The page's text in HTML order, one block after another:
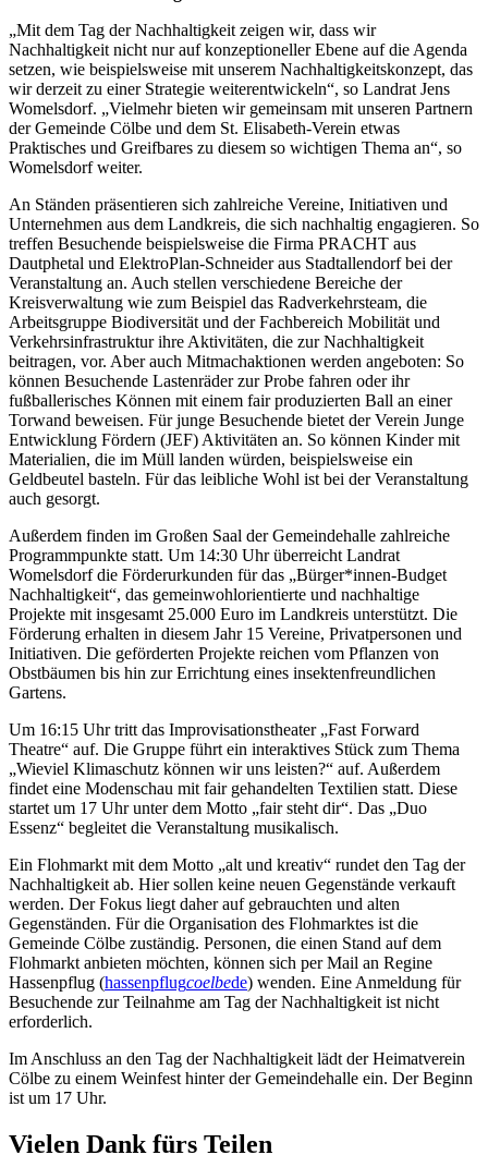
„Mit dem Tag der Nachhaltigkeit zeigen wir, dass wir
Nachhaltigkeit nicht nur auf konzeptioneller Ebene auf die Agenda
setzen, wie beispielsweise mit unserem Nachhaltigkeitskonzept, das
wir derzeit zu einer Strategie weiterentwickeln“, so Landrat Jens
Womelsdorf. „Vielmehr bieten wir gemeinsam mit unseren Partnern
der Gemeinde Cölbe und dem St. Elisabeth-Verein etwas
Praktisches und Greifbares zu diesem so wichtigen Thema an“, so
Womelsdorf weiter.
An Ständen präsentieren sich zahlreiche Vereine, Initiativen und
Unternehmen aus dem Landkreis, die sich nachhaltig engagieren. So
treffen Besuchende beispielsweise die Firma PRACHT aus
Dautphetal und ElektroPlan-Schneider aus Stadtallendorf bei der
Veranstaltung an. Auch stellen verschiedene Bereiche der
Kreisverwaltung wie zum Beispiel das Radverkehrsteam, die
Arbeitsgruppe Biodiversität und der Fachbereich Mobilität und
Verkehrsinfrastruktur ihre Aktivitäten, die zur Nachhaltigkeit
beitragen, vor. Aber auch Mitmachaktionen werden angeboten: So
können Besuchende Lastenräder zur Probe fahren oder ihr
fußballerisches Können mit einem fair produzierten Ball an einer
Torwand beweisen. Für junge Besuchende bietet der Verein Junge
Entwicklung Fördern (JEF) Aktivitäten an. So können Kinder mit
Materialien, die im Müll landen würden, beispielsweise ein
Geldbeutel basteln. Für das leibliche Wohl ist bei der Veranstaltung
auch gesorgt.
Außerdem finden im Großen Saal der Gemeindehalle zahlreiche
Programmpunkte statt. Um 14:30 Uhr überreicht Landrat
Womelsdorf die Förderurkunden für das „Bürger*innen-Budget
Nachhaltigkeit“, das gemeinwohlorientierte und nachhaltige
Projekte mit insgesamt 25.000 Euro im Landkreis unterstützt. Die
Förderung erhalten in diesem Jahr 15 Vereine, Privatpersonen und
Initiativen. Die geförderten Projekte reichen vom Pflanzen von
Obstbäumen bis hin zur Errichtung eines insektenfreundlichen
Gartens.
Um 16:15 Uhr tritt das Improvisationstheater „Fast Forward
Theatre“ auf. Die Gruppe führt ein interaktives Stück zum Thema
„Wieviel Klimaschutz können wir uns leisten?“ auf. Außerdem
findet eine Modenschau mit fair gehandelten Textilien statt. Diese
startet um 17 Uhr unter dem Motto „fair steht dir“. Das „Duo
Essenz“ begleitet die Veranstaltung musikalisch.
Ein Flohmarkt mit dem Motto „alt und kreativ“ rundet den Tag der
Nachhaltigkeit ab. Hier sollen keine neuen Gegenstände verkauft
werden. Der Fokus liegt daher auf gebrauchten und alten
Gegenständen. Für die Organisation des Flohmarktes ist die
Gemeinde Cölbe zuständig. Personen, die einen Stand auf dem
Flohmarkt anbieten möchten, können sich per Mail an Regine
Hassenpflug (hassenpflugcoelbede) wenden. Eine Anmeldung für
Besuchende zur Teilnahme am Tag der Nachhaltigkeit ist nicht
erforderlich.
Im Anschluss an den Tag der Nachhaltigkeit lädt der Heimatverein
Cölbe zu einem Weinfest hinter der Gemeindehalle ein. Der Beginn
ist um 17 Uhr.
Vielen Dank fürs Teilen